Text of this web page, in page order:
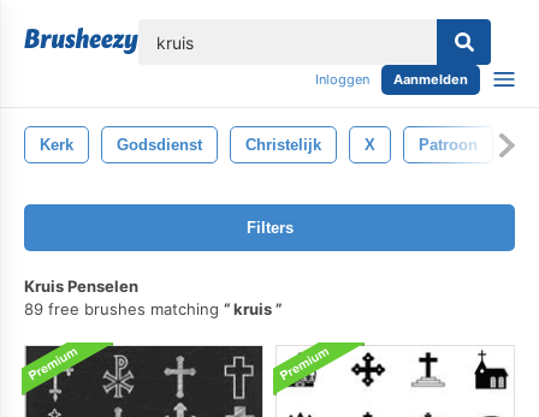
Inloggen Aanmelden
Kerk Godsdienst Christelijk X Patroon
Filters
Kruis Penselen
89 free brushes matching
kruis